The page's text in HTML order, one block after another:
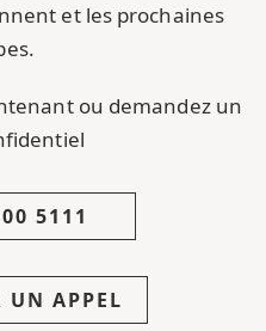
et les prochaines
ou demandez un
5111
UN APPEL